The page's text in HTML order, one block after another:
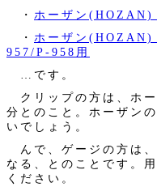
・ ホーザン(HOZAN)
・ ホーザン
957/P-958用
…です。
クリップの方は、ホ
分とのこと。ホーザン
いでしょう。
んで、ゲージの方は、
なる、とのことです。
ください。